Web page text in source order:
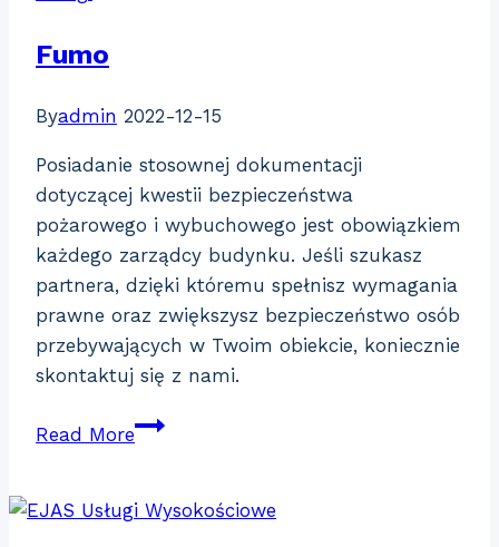
Fumo
Byadmin 2022-12-15
Posiadanie stosownej dokumentacji
dotyczącej kwestii bezpieczeństwa
pożarowego i wybuchowego jest obowiązkiem
każdego zarządcy budynku. Jeśli szukasz
partnera, dzięki któremu spełnisz wymagania
prawne oraz zwiększysz bezpieczeństwo osób
przebywających w Twoim obiekcie, koniecznie
skontaktuj się z nami.
Read MoreFumo